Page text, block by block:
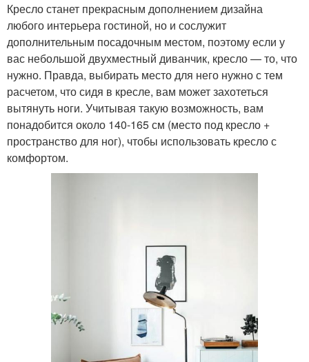
Кресло станет прекрасным дополнением дизайна
любого интерьера гостиной, но и сослужит
дополнительным посадочным местом, поэтому если у
вас небольшой двухместный диванчик, кресло — то, что
нужно. Правда, выбирать место для него нужно с тем
расчетом, что сидя в кресле, вам может захотеться
вытянуть ноги. Учитывая такую возможность, вам
понадобится около 140-165 см (место под кресло +
пространство для ног), чтобы использовать кресло с
комфортом.